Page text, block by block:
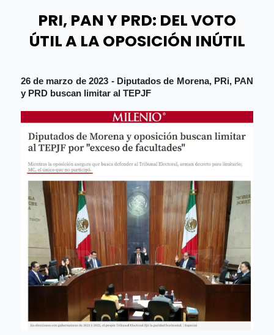
PRI, PAN Y PRD: DEL VOTO
ÚTIL A LA OPOSICIÓN INÚTIL
26 de marzo de 2023 - Diputados de Morena, PRi, PAN
y PRD buscan limitar al TEPJF